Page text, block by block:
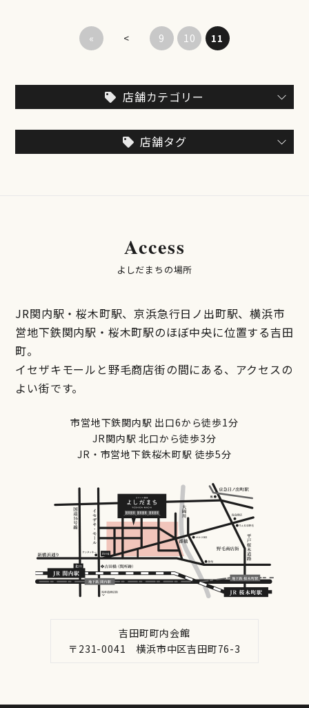
« < 9 10 11
店舗カテゴリー
店舗タグ
Access
よしだまちの場所
JR関内駅・桜木町駅、京浜急行日ノ出町駅、横浜市
営地下鉄関内駅・桜木町駅のほぼ中央に位置する吉田
町。
イセザキモールと野毛商店街の間にある、アクセスの
よい街です。
市営地下鉄関内駅 出口6から徒歩1分
JR関内駅 北口から徒歩3分
JR・市営地下鉄桜木町駅 徒歩5分
吉田町町内会館
〒231-0041 横浜市中区吉田町76-3